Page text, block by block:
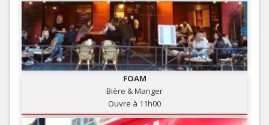
FOAM
Bière & Manger
Ouvre à 11h00